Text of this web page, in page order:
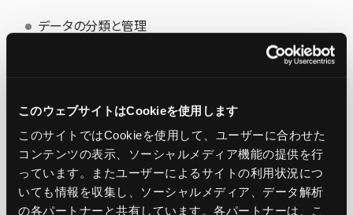
このウェブサイトはCookieを使用します
このサイトではCookieを使用して、ユーザーに合わせた
コンテンツの表示、ソーシャルメディア機能の提供を行
っています。またユーザーによるサイトの利用状況につ
いても情報を収集し、ソーシャルメディア、データ解析
の各パートナーと共有しています。各パートナーは、こ
データの分類と管理
データの廃棄
クラウドサービスプロバイダーは、データ保護評価診断の
結果に基づいて、データ保護対策を改善する必要がありま
す。これにより、クラウド環境におけるデータ保護を強化し、